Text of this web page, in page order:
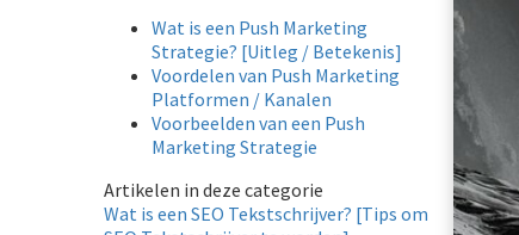
Wat is een Push Marketing
Strategie? [Uitleg / Betekenis]
Voordelen van Push Marketing
Platformen / Kanalen
Voorbeelden van een Push
Marketing Strategie
Artikelen in deze categorie
Wat is een SEO Tekstschrijver? [Tips om